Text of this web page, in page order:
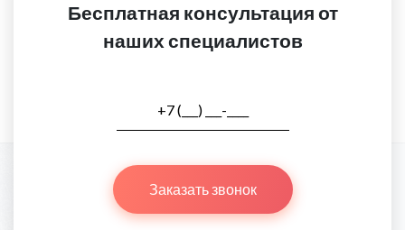
Бесплатная консультация от
наших специалистов
Заказать звонок